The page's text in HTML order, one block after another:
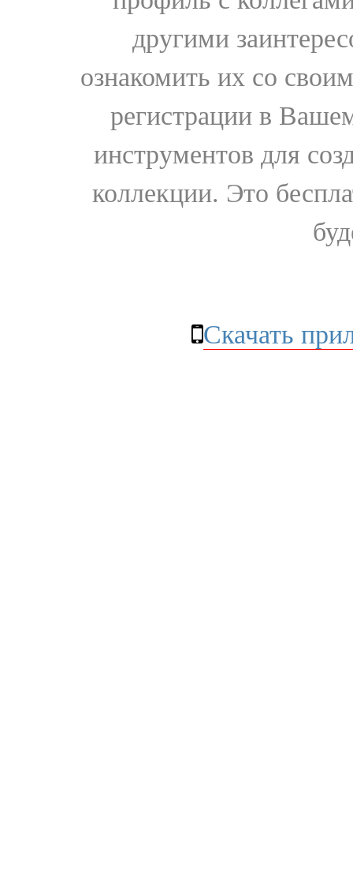
другими
ознакомить их со
регистрации в
инструментов для
коллекции. Это
Скачать